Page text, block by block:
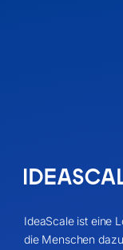
IdeaScale ist eine
die Menschen